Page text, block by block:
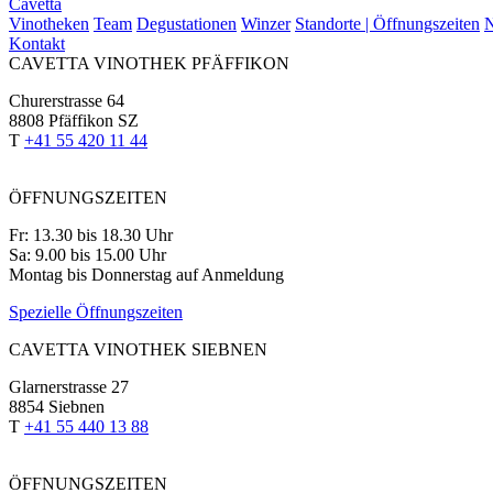
Cavetta
Vinotheken Team Degustationen Winzer Standorte | Öffnungszeiten
Kontakt
CAVETTA VINOTHEK PFÄFFIKON
Churerstrasse 64
8808 Pfäffikon SZ
T +41 55 420 11 44
ÖFFNUNGSZEITEN
Fr: 13.30 bis 18.30 Uhr
Sa: 9.00 bis 15.00 Uhr
Montag bis Donnerstag auf Anmeldung
Spezielle Öffnungszeiten
CAVETTA VINOTHEK SIEBNEN
Glarnerstrasse 27
8854 Siebnen
T +41 55 440 13 88
ÖFFNUNGSZEITEN